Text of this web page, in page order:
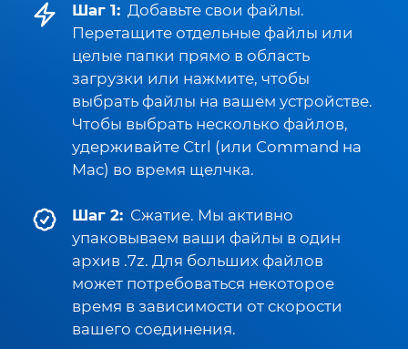
Шаг 1: Добавьте свои файлы.
Перетащите отдельные файлы или
целые папки прямо в область
загрузки или нажмите, чтобы
выбрать файлы на вашем устройстве.
Чтобы выбрать несколько файлов,
удерживайте Ctrl (или Command на
Mac) во время щелчка.
Шаг 2: Сжатие. Мы активно
упаковываем ваши файлы в один
архив .7z. Для больших файлов
может потребоваться некоторое
время в зависимости от скорости
вашего соединения.